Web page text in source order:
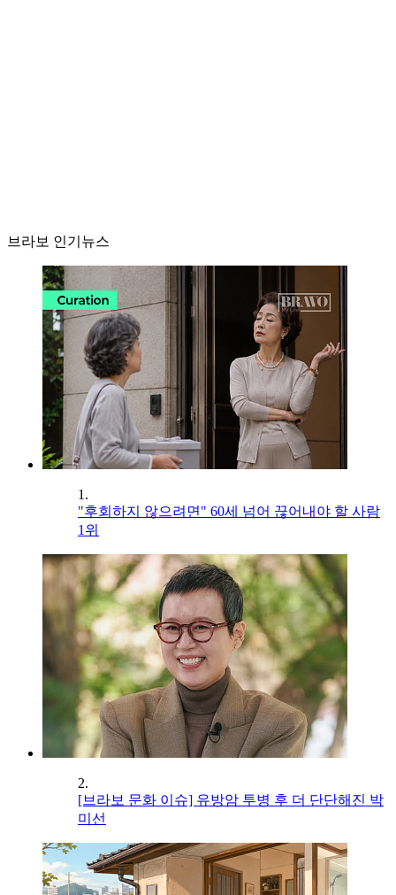
브라보 인기뉴스
1.
"후회하지 않으려면" 60세 넘어 끊어내야 할 사람
1위
2.
[브라보 문화 이슈] 유방암 투병 후 더 단단해진 박
미선